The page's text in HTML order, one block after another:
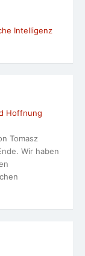
Intelligenz
Hoffnung
Tomasz
Wir haben